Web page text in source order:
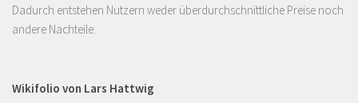
Dadurch entstehen Nutzern weder überdurchschnittliche Preise noch
andere Nachteile.
Wikifolio von Lars Hattwig